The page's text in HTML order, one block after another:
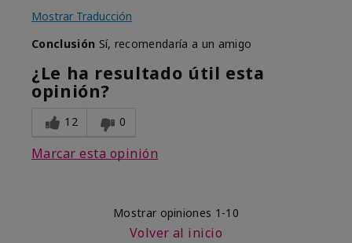
Mostrar Traducción
Conclusión Sí, recomendaría a un amigo
¿Le ha resultado útil esta
opinión?
12 0
Marcar esta opinión
Mostrar opiniones 1-10
Volver al inicio